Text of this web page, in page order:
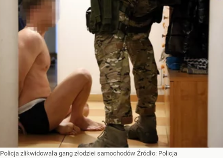
Policja zlikwidowała gang złodziei samochodów Źródło: Policja